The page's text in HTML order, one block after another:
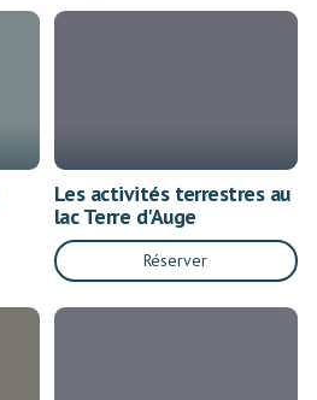
Les activités terrestres au
lac Terre d'Auge
Réserver